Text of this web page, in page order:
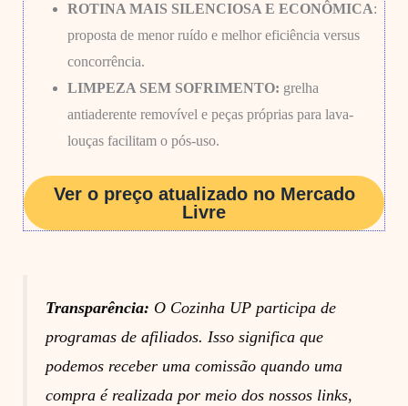
ROTINA MAIS SILENCIOSA E ECONÔMICA:
proposta de menor ruído e melhor eficiência versus
concorrência.
LIMPEZA SEM SOFRIMENTO: grelha
antiaderente removível e peças próprias para lava-
louças facilitam o pós-uso.
Ver o preço atualizado no Mercado
Livre
Transparência: O Cozinha UP participa de
programas de afiliados. Isso significa que
podemos receber uma comissão quando uma
compra é realizada por meio dos nossos links,